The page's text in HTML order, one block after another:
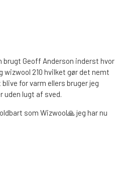
Geoff Anderson inderst hvor
wizwool 210 hvilket gør det nemt
for varm ellers bruger jeg
lugt af sved.
som Wizwool🙏 jeg har nu